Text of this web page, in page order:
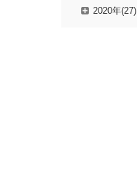
2020年(27)